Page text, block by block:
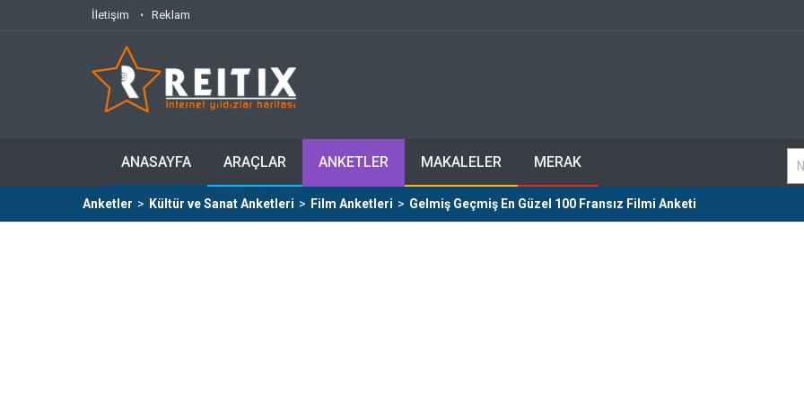
İletişim Reklam
ANASAYFA ARAÇLAR ANKETLER MAKALELER MERAK
Anketler > Kültür ve Sanat Anketleri > Film Anketleri > Gelmiş Geçmiş En Güzel 100 Fransız Filmi Anketi